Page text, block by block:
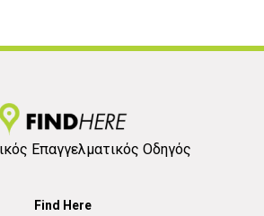
Επαγγελματικός Οδηγός
Find Here